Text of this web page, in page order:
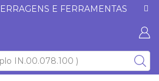
E FERRAMENTAS